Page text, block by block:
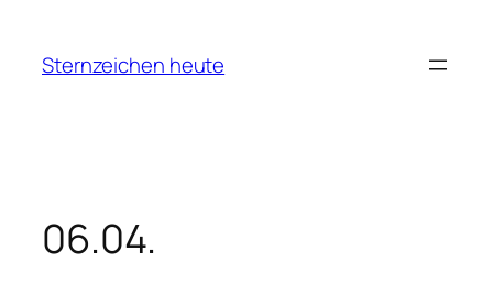
springen
Sternzeichen heute
06.04.